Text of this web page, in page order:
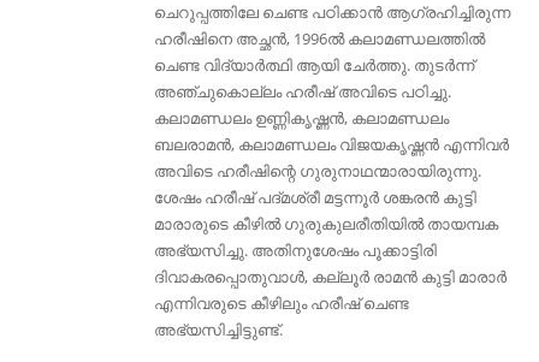
ചെറുപ്പത്തിലേ ചെണ്ട പഠിക്കാൻ ആഗ്രഹിച്ചിരുന്ന
ഹരീഷിനെ അച്ഛൻ, 1996ൽ കലാമണ്ഡലത്തിൽ
ചെണ്ട വിദ്യാർത്ഥി ആയി ചേർത്തു. തുടർന്ന്
അഞ്ചുകൊല്ലം ഹരീഷ് അവിടെ പഠിച്ചു.
കലാമണ്ഡലം ഉണ്ണികൃഷ്ണൻ, കലാമണ്ഡലം
ബലരാമൻ, കലാമണ്ഡലം വിജയകൃഷ്ണൻ എന്നിവർ
അവിടെ ഹരീഷിന്റെ ഗുരുനാഥന്മാരായിരുന്നു.
ശേഷം ഹരീഷ് പദ്മശ്രീ മട്ടന്നൂർ ശങ്കരൻ കുട്ടി
മാരാരുടെ കീഴിൽ ഗുരുകുലരീതിയിൽ തായമ്പക
അഭ്യസിച്ചു. അതിനുശേഷം പൂക്കാട്ടിരി
ദിവാകരപ്പൊതുവാൾ, കല്ലൂർ രാമൻ കുട്ടി മാരാർ
എന്നിവരുടെ കീഴിലും ഹരീഷ് ചെണ്ട
അഭ്യസിച്ചിട്ടുണ്ട്.